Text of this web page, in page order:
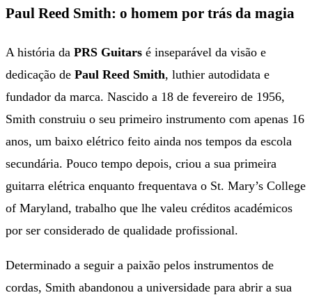
Paul Reed Smith: o homem por trás da magia
A história da PRS Guitars é inseparável da visão e
dedicação de Paul Reed Smith, luthier autodidata e
fundador da marca. Nascido a 18 de fevereiro de 1956,
Smith construiu o seu primeiro instrumento com apenas 16
anos, um baixo elétrico feito ainda nos tempos da escola
secundária. Pouco tempo depois, criou a sua primeira
guitarra elétrica enquanto frequentava o St. Mary’s College
of Maryland, trabalho que lhe valeu créditos académicos
por ser considerado de qualidade profissional.
Determinado a seguir a paixão pelos instrumentos de
cordas, Smith abandonou a universidade para abrir a sua